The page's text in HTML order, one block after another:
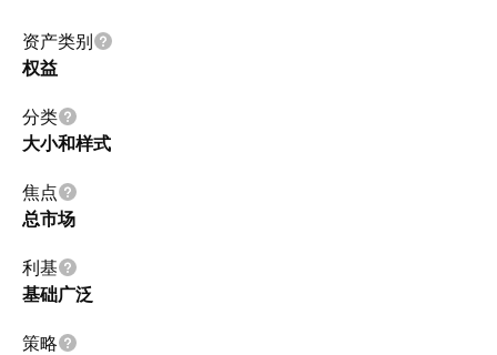
资产类别
权益
分类
大小和样式
焦点
总市场
利基
基础广泛
策略